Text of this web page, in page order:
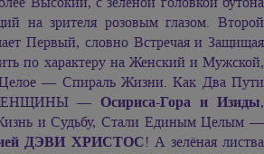
на зрителя розовым глазом. Второй
Первый, словно Встречая и Защищая
по характеру на Женский и Мужской,
— Спираль Жизни. Как Два Пути
— Осириса-Гора и Изиды,
и Судьбу, Стали Единым Целым —
ДЭВИ ХРИСТОС! А зелёная листва